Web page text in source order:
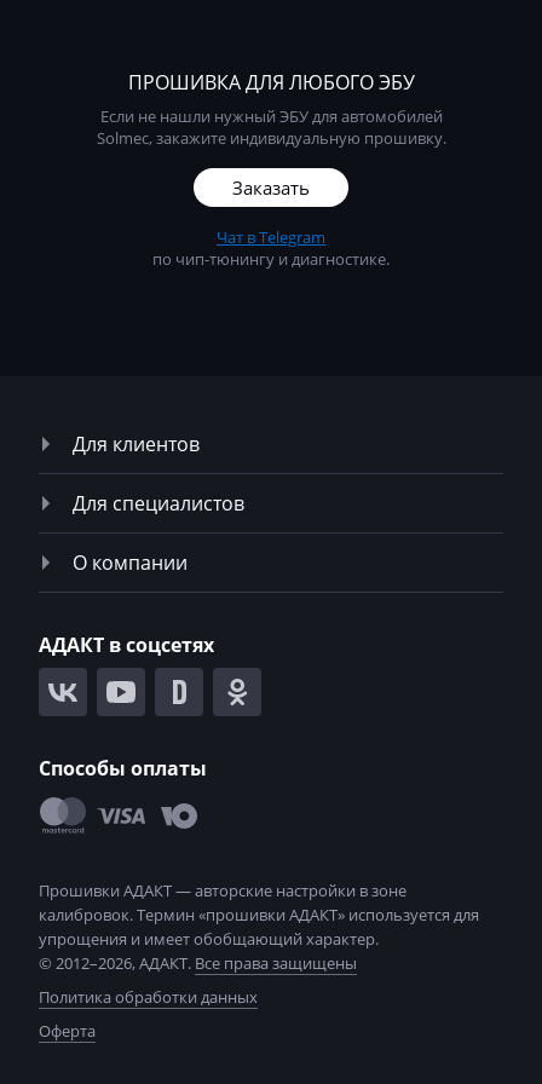
Lincoln
Luxgen
Madill
MAN
Manitou
Maserati
MasseyFerguson
Mazda
McCloskey
McCormick
Mecalac
ПРОШИВКА ДЛЯ ЛЮБОГО ЭБУ
Если не нашли нужный ЭБУ для автомобилей
Solmec, закажите индивидуальную прошивку.
Заказать
Чат в Telegram
по чип-тюнингу и диагностике.
Для клиентов
Для специалистов
О компании
АДАКТ в соцсетях
Способы оплаты
© 2012–2026, АДАКТ. Все права защищены
Политика обработки данных
Оферта